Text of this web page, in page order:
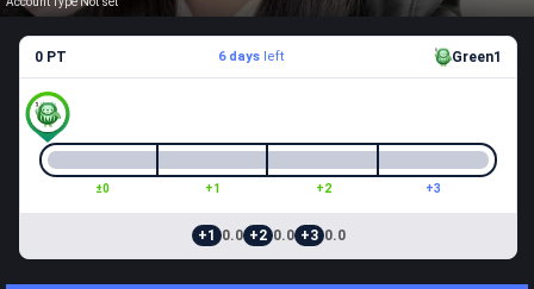
0 PT 6 daysleft Green1
±0 +1 +2 +3
+1 0.0 +2 0.0 +3 0.0